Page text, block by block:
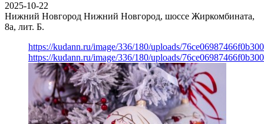
2025-10-22
Нижний Новгород Нижний Новгород, шоссе Жиркомбината,
8а, лит. Б.
https://kudann.ru/image/336/180/uploads/
https://kudann.ru/image/336/180/uploads/